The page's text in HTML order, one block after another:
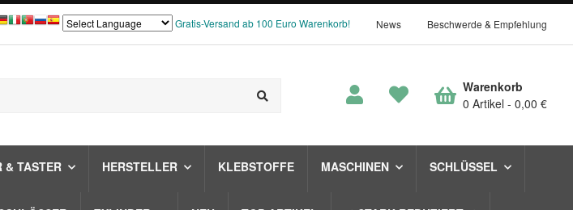
Gratis-Versand ab 100 Euro Warenkorb! News Beschwerde & Empfehlung
& TASTER HERSTELLER KLEBSTOFFE MASCHINEN SCHLÜSSEL
Warenkorb
0 Artikel
0,00 €